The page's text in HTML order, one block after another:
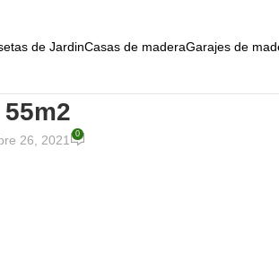
de JardinCasas de maderaGarajes de
26, 2021 0